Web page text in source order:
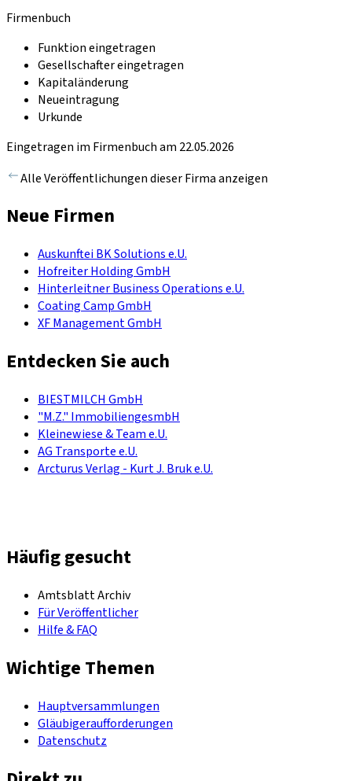
Firmenbuch
Funktion eingetragen
Gesellschafter eingetragen
Kapitaländerung
Neueintragung
Urkunde
Eingetragen im Firmenbuch am 22.05.2026
Alle Veröffentlichungen dieser Firma anzeigen
Neue Firmen
Auskunftei BK Solutions e.U.
Hofreiter Holding GmbH
Hinterleitner Business Operations e.U.
Coating Camp GmbH
XF Management GmbH
Entdecken Sie auch
BIESTMILCH GmbH
"M.Z." ImmobiliengesmbH
Kleinewiese & Team e.U.
AG Transporte e.U.
Arcturus Verlag - Kurt J. Bruk e.U.
Häufig gesucht
Amtsblatt Archiv
Für Veröffentlicher
Hilfe & FAQ
Wichtige Themen
Hauptversammlungen
Gläubigeraufforderungen
Datenschutz